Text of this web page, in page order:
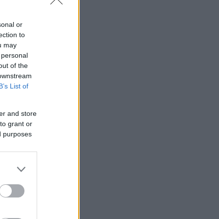
or
to
may
of the
List of
and store
grant or
purposes